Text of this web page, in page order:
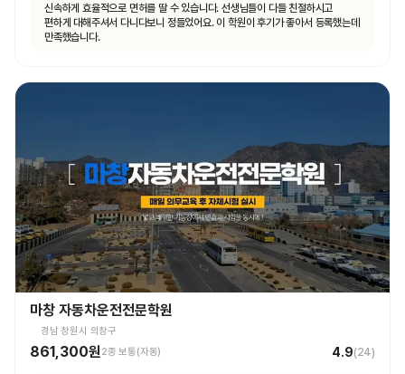
신속하게 효율적으로 면허를 딸 수 있습니다. 선생님들이 다들 친절하시고
편하게 대해주셔서 다니다보니 정들었어요. 이 학원이 후기가 좋아서 등록했는데
만족했습니다.
마창 자동차운전전문학원
경남 창원시 의창구
861,300원2종 보통(자동) 4.9(24)